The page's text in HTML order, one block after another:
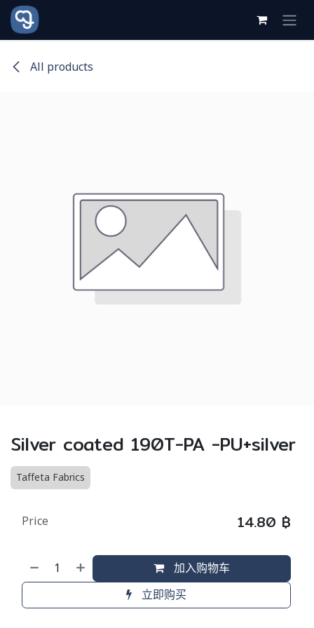
跳至内容
All products
Silver coated 190T-PA -PU+silver
Taffeta Fabrics
加入购物车
立即购买
Price 14.80 ฿